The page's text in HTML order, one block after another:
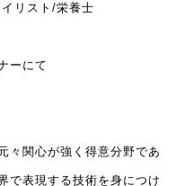
リスト/栄養士
ーにて
々関心が強く得意分野であ
で表現する技術を身につけ